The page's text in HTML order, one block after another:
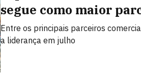
segue como maior
Entre os principais parceiros
a liderança em julho